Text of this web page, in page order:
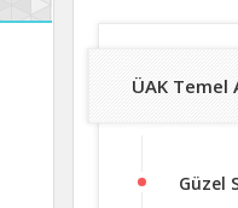
ÜAK Temel
Güzel